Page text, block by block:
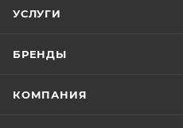
УСЛУГИ
БРЕНДЫ
КОМПАНИЯ